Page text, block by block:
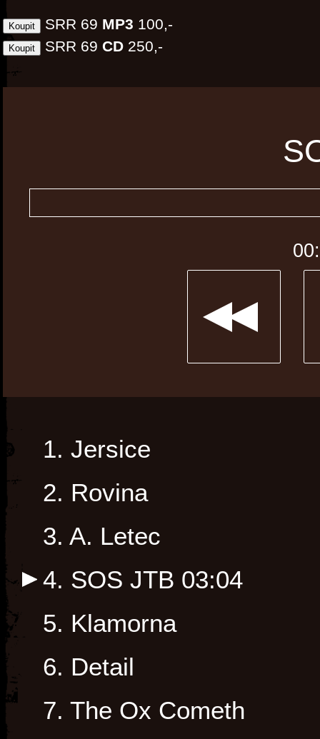
SRR 69 MP3 100,-
SRR 69 CD 250,-
1. Jersice
2. Rovina
3. A. Letec
4. SOS JTB 03:04
5. Klamorna
6. Detail
7. The Ox Cometh